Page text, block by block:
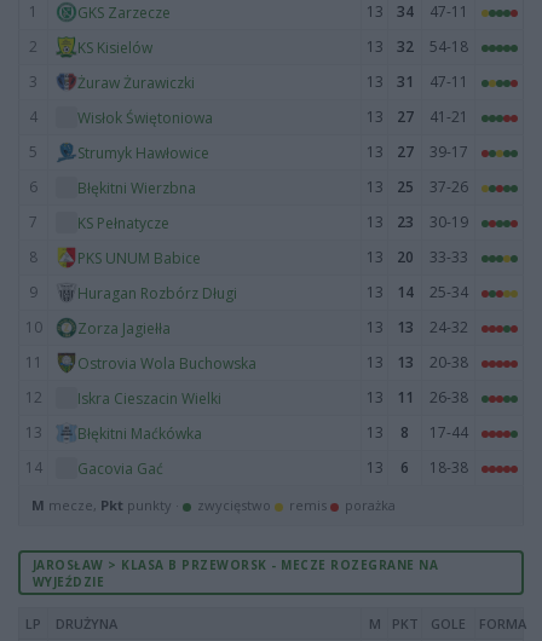
1 GKS Zarzecze 13 34
47-11
2
KS Kisielów 13 32
54-18
3
Żuraw Żurawiczki 13 31
47-11
4
Wisłok Świętoniowa 13 27
41-21
5
Strumyk Hawłowice 13 27
39-17
6
Błękitni Wierzbna 13 25
37-26
7
KS Pełnatycze 13 23
30-19
8
PKS UNUM Babice 13 20
33-33
9
Huragan Rozbórz Długi 13 14
25-34
10
Zorza Jagiełła 13 13
24-32
11
Ostrovia Wola Buchowska 13 13
20-38
12
Iskra Cieszacin Wielki 13 11
26-38
13
Błękitni Maćkówka 13 8
17-44
14
Gacovia Gać 13 6 18-38
M mecze, Pkt punkty · zwycięstwo remis porażka
JAROSŁAW > KLASA B PRZEWORSK - MECZE ROZEGRANE NA
WYJEŹDZIE
LP DRUŻYNA M PKT GOLE FORMA